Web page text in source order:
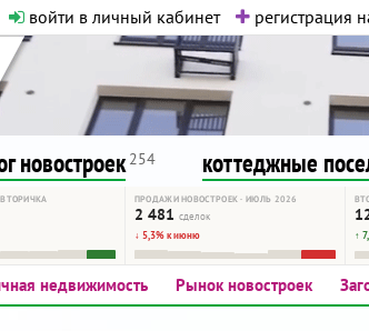
войти в личный кабинет регистрация
шок-контента.
помогает вам. Удачи!
новостроек 254 коттеджные
ВТОРИЧКА ПРОДАЖИ НОВОСТРОЕК · ИЮЛЬ 2026
2 481 сделок
↓ 5,3% к июню
↑
недвижимость Рынок новостроек